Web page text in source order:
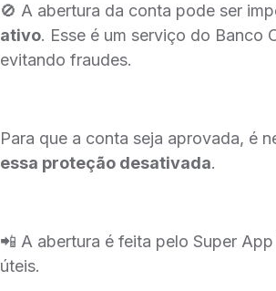
🚫 A abertura da conta pode ser
ativo. Esse é um serviço do Banco
evitando fraudes.
Para que a conta seja aprovada, é
essa proteção desativada.
📲 A abertura é feita pelo Super
úteis.